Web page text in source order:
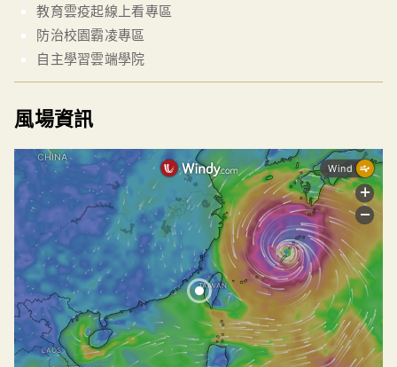
教育雲疫起線上看專區
防治校園霸凌專區
自主學習雲端學院
風場資訊